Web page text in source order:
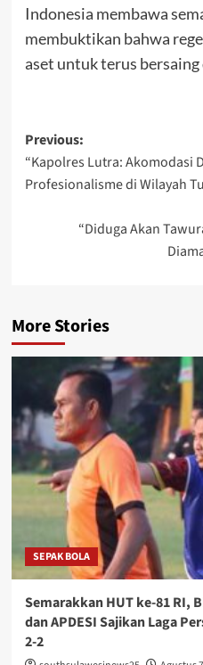
Indonesia membawa
membuktikan bahwa
aset untuk terus bersaing
Post
navigation
Previous:
“Kapolres Lutra: Akomodasi
Profesionalisme di Wilayah
“Diduga Akan
More Stories
SEPAK BOLA
Semarakkan HUT ke-81 RI,
dan APDESI Sajikan Laga
2-2